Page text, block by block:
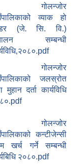
गोलन्जोर
व्याक हो
(जे. सि. वि.)
सम्बन्धी
गोलन्जोर
जलस्रोत
मुहान दर्ता कार्यविधि
गोलन्जोर
कन्टीजेन्सी
खर्च गर्ने सम्बन्धी
२०८०.pdf